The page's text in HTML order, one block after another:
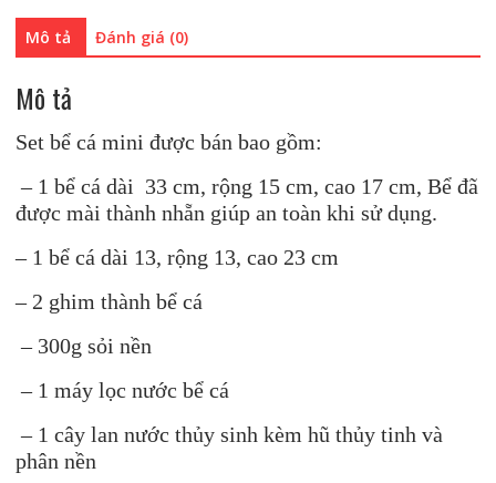
ngược
(bể
bể
sỏi
nền,
lọc,
ghim,
hũ
nền,
pk
Mô tả Đánh giá (0)
Mô tả
Set bể cá mini được bán bao gồm:
– 1 bể cá dài 33 cm, rộng 15 cm, cao 17 cm, Bể đã
được mài thành nhẵn giúp an toàn khi sử dụng.
– 1 bể cá dài 13, rộng 13, cao 23 cm
– 2 ghim thành bể cá
– 300g sỏi nền
– 1 máy lọc nước bể cá
– 1 cây lan nước thủy sinh kèm hũ thủy tinh và
phân nền